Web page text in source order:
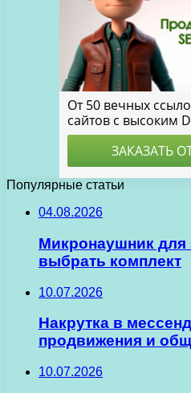
Популярные статьи
04.08.2026
Микронаушник для
выбрать комплект
10.07.2026
Накрутка в
продвижения и
10.07.2026